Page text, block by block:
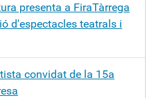
presenta a FiraTàrrega
d'espectacles teatrals i
convidat de la 15a